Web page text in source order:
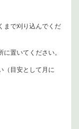
まで刈り込んでくだ
置いてください。
（目安として月に